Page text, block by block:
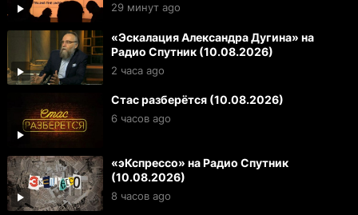
29 минут ago
«Эскалация Александра Дугина» на
Радио Спутник (10.08.2026)
2 часа ago
Стас разберётся (10.08.2026)
6 часов ago
«эКспрессо» на Радио Спутник
(10.08.2026)
8 часов ago